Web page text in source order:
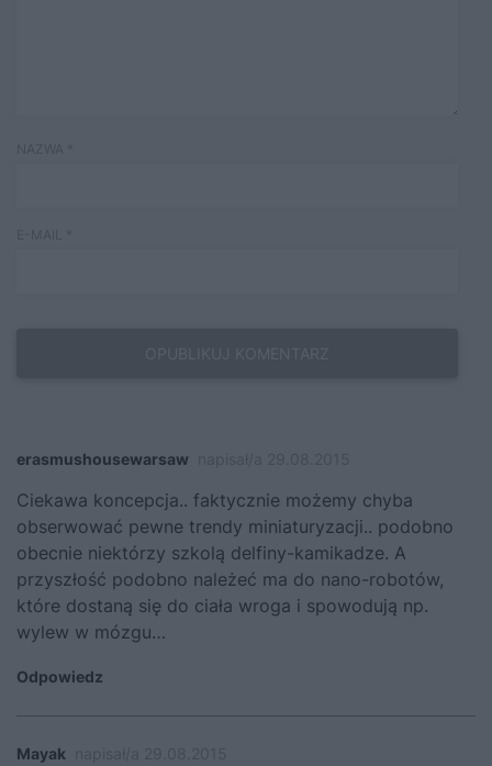
erasmushousewarsaw
Ciekawa koncepcja.. faktycznie możemy chyba
obserwować pewne trendy miniaturyzacji.. podobno
obecnie niektórzy szkolą delfiny-kamikadze. A
przyszłość podobno należeć ma do nano-robotów,
które dostaną się do ciała wroga i spowodują np.
wylew w mózgu…
Odpowiedz
Mayak